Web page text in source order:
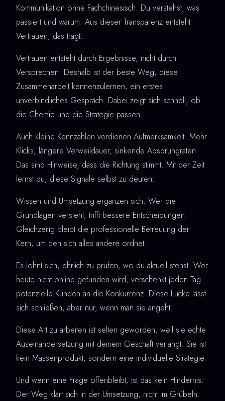
Kommunikation ohne Fachchinesisch. Du verstehst, was
passiert und warum. Aus dieser Transparenz entsteht
Vertrauen, das trägt.
Vertrauen entsteht durch Ergebnisse, nicht durch
Versprechen. Deshalb ist der beste Weg, diese
Zusammenarbeit kennenzulernen, ein erstes
unverbindliches Gespräch. Dabei zeigt sich schnell, ob
die Chemie und die Strategie passen.
Auch kleine Kennzahlen verdienen Aufmerksamkeit. Mehr
Klicks, längere Verweildauer, sinkende Absprungraten:
Das sind Hinweise, dass die Richtung stimmt. Mit der Zeit
lernst du, diese Signale selbst zu deuten.
Wissen und Umsetzung ergänzen sich. Wer die
Grundlagen versteht, trifft bessere Entscheidungen.
Gleichzeitig bleibt die professionelle Betreuung der
Kern, um den sich alles andere ordnet.
Es lohnt sich, ehrlich zu prüfen, wo du aktuell stehst. Wer
heute nicht online gefunden wird, verschenkt jeden Tag
potenzielle Kunden an die Konkurrenz. Diese Lücke lässt
sich schließen, aber nur, wenn man sie angeht.
Diese Art zu arbeiten ist selten geworden, weil sie echte
Auseinandersetzung mit deinem Geschäft verlangt. Sie ist
kein Massenprodukt, sondern eine individuelle Strategie.
Und wenn eine Frage offenbleibt, ist das kein Hindernis.
Der Weg klärt sich in der Umsetzung, nicht im Grübeln.